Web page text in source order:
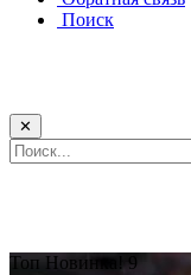
Поиск
✕
Топ Новинка! 9